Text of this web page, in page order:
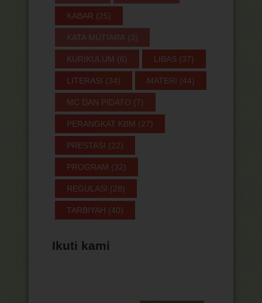
KABAR (25)
KATA MUTIARA (3)
KURIKULUM (6) LIBAS (37)
LITERASI (34) MATERI (44)
MC DAN PIDATO (7)
PERANGKAT KBM (27)
PRESTASI (22)
PROGRAM (32)
REGULASI (28)
TARBIYAH (40)
Ikuti kami